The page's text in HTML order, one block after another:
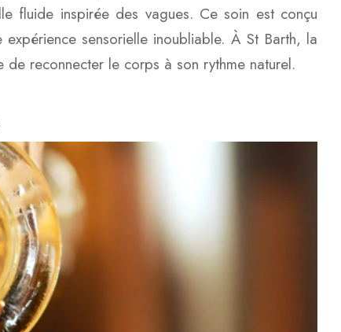
fluide inspirée des vagues. Ce soin est conçu
sensorielle inoubliable. À St Barth, la
de reconnecter le corps à son rythme naturel.